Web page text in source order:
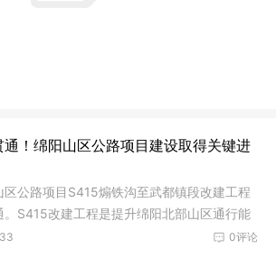
！绵阳山区公路项目建设取得关键进
公路项目S415煽铁沟至武都镇段改建工程
。S415改建工程是提升绵阳北部山区通行能
0评论